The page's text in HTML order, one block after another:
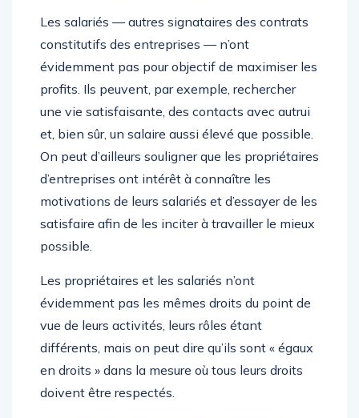
Les salariés — autres signataires des contrats
constitutifs des entreprises — n’ont
évidemment pas pour objectif de maximiser les
profits. Ils peuvent, par exemple, rechercher
une vie satisfaisante, des contacts avec autrui
et, bien sûr, un salaire aussi élevé que possible.
On peut d’ailleurs souligner que les propriétaires
d’entreprises ont intérêt à connaître les
motivations de leurs salariés et d’essayer de les
satisfaire afin de les inciter à travailler le mieux
possible.
Les propriétaires et les salariés n’ont
évidemment pas les mêmes droits du point de
vue de leurs activités, leurs rôles étant
différents, mais on peut dire qu’ils sont « égaux
en droits » dans la mesure où tous leurs droits
doivent être respectés.